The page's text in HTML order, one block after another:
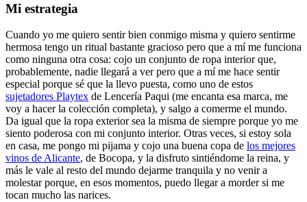
Mi estrategia
Cuando yo me quiero sentir bien conmigo misma y quiero sentirme
hermosa tengo un ritual bastante gracioso pero que a mí me funciona
como ninguna otra cosa: cojo un conjunto de ropa interior que,
probablemente, nadie llegará a ver pero que a mí me hace sentir
especial porque sé que la llevo puesta, como uno de estos
sujetadores Playtex de Lencería Paqui (me encanta esa marca, me
voy a hacer la colección completa), y salgo a comerme el mundo.
Da igual que la ropa exterior sea la misma de siempre porque yo me
siento poderosa con mi conjunto interior. Otras veces, si estoy sola
en casa, me pongo mi pijama y cojo una buena copa de los mejores
vinos de Alicante, de Bocopa, y la disfruto sintiéndome la reina, y
más le vale al resto del mundo dejarme tranquila y no venir a
molestar porque, en esos momentos, puedo llegar a morder si me
tocan mucho las narices.